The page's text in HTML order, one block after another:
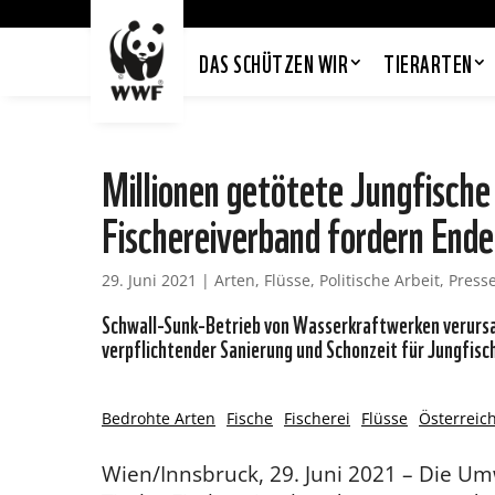
DAS SCHÜTZEN WIR TIERARTEN
Millionen getötete
Fischereiverband fordern
29. Juni 2021 | Arten, Flüsse, Politische Arbeit,
Schwall-Sunk-Betrieb von Wasserkraftwerken
verpflichtender Sanierung und Schonzeit für
Bedrohte Arten Fische Fischerei Flüsse Österreich
Wien/Innsbruck, 29. Juni 2021 – Die